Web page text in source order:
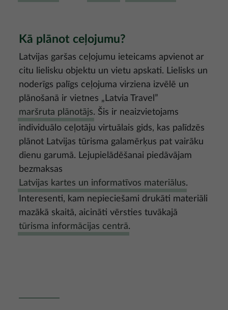
Kā plānot ceļojumu?
Latvijas garšas ceļojumu ieteicams apvienot ar
citu lielisku objektu un vietu apskati. Lielisks un
noderīgs palīgs ceļojuma virziena izvēlē un
plānošanā ir vietnes „Latvia Travel”
maršruta plānotājs. Šis ir neaizvietojams
individuālo ceļotāju virtuālais gids, kas palīdzēs
plānot Latvijas tūrisma galamērķus pat vairāku
dienu garumā. Lejupielādēšanai piedāvājam
bezmaksas
Latvijas kartes un informatīvos materiālus.
Interesenti, kam nepieciešami drukāti materiāli
mazākā skaitā, aicināti vērsties tuvākajā
tūrisma informācijas centrā.